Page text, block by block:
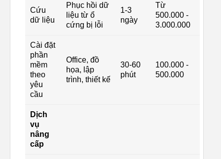
Cứu
dữ liệu
Phục hồi dữ
liệu từ ổ
cứng bị lỗi
1-3
ngày
Từ
500.000 -
3.000.000
Cài đặt
phần
mềm
theo
yêu
cầu
Office, đồ
họa, lập
trình, thiết kế
30-60
phút
100.000 -
500.000
Dịch
vụ
nâng
cấp